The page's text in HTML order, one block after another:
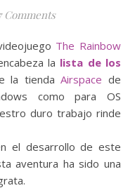
Comments
The Rainbow
la lista de los
la tiendaAirspace de
como para OS
duro trabajo rinde
el desarrollo de este
aventura ha sido una